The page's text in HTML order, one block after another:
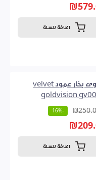
اضافة للسلة
مكوى بخار عمود velvet
goldvision
-16%
اضافة للسلة